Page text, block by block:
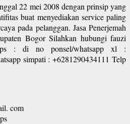
22 mei 2008 dengan prinsip yang
buat menyediakan service paling
pada pelanggan. Jasa Penerjemah
Bogor Silahkan hubungi fauzi
: di no ponsel/whatsapp xl :
simpati : +6281290434111 Telp
com